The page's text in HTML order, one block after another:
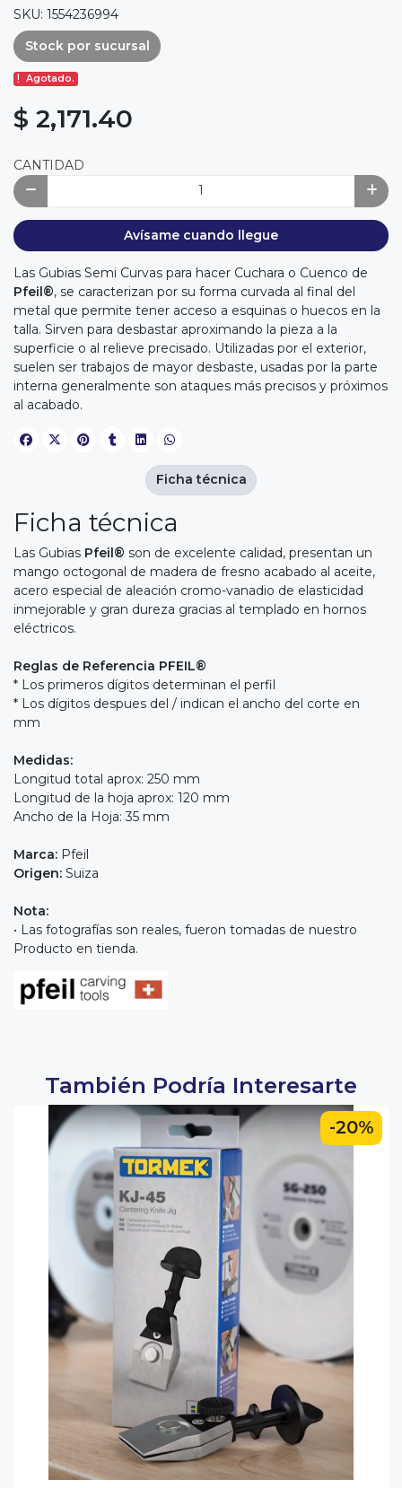
SKU: 1554236994
Stock por sucursal
Agotado.
$ 2,171.40
CANTIDAD
Avísame cuando llegue
Las Gubias Semi Curvas para hacer Cuchara o Cuenco de
Pfeil®, se caracterizan por su forma curvada al final del
metal que permite tener acceso a esquinas o huecos en la
talla. Sirven para desbastar aproximando la pieza a la
superficie o al relieve precisado. Utilizadas por el exterior,
suelen ser trabajos de mayor desbaste, usadas por la parte
interna generalmente son ataques más precisos y próximos
al acabado.
Ficha técnica
Las Gubias Pfeil® son de excelente calidad, presentan un
mango octogonal de madera de fresno acabado al aceite,
acero especial de aleación cromo-vanadio de elasticidad
inmejorable y gran dureza gracias al templado en hornos
eléctricos.
Reglas de Referencia PFEIL®
* Los primeros dígitos determinan el perfil
* Los dígitos despues del / indican el ancho del corte en
mm
Medidas:
Longitud total aprox: 250 mm
Longitud de la hoja aprox: 120 mm
Ancho de la Hoja: 35 mm
Marca: Pfeil
Origen: Suiza
Nota:
• Las fotografías son reales, fueron tomadas de nuestro
Producto en tienda.
Ficha técnica
También Podría Interesarte
-20%